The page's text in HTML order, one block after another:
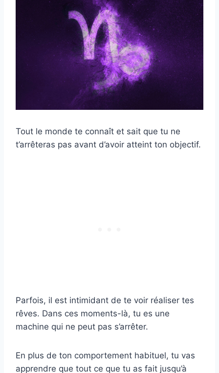
Tout le monde te connaît et sait que tu ne
t’arrêteras pas avant d’avoir atteint ton objectif.
Parfois, il est intimidant de te voir réaliser tes
rêves. Dans ces moments-là, tu es une
machine qui ne peut pas s’arrêter.
En plus de ton comportement habituel, tu vas
apprendre que tout ce que tu as fait jusqu’à